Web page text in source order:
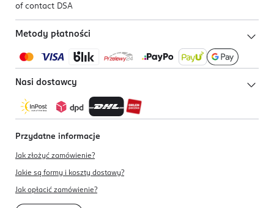
of contact DSA
Metody płatności
Nasi dostawcy
Przydatne informacje
Jak złożyć zamówienie?
Jakie są formy i koszty dostawy?
Jak opłacić zamówienie?